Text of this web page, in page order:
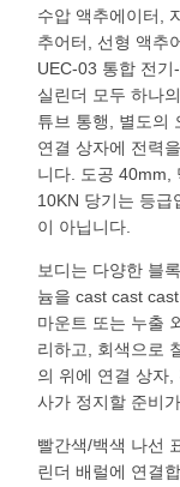
수압 액추에이터,
추어터, 선형 액추
UEC-03 통합 전
실린더 모두 하나
튜브 통행, 별도의
연결 상자에 전력
니다. 도공 40mm,
10KN 당기는 등급
이 아닙니다.
보디는 다양한 블
늄을 cast cast
마운트 또는 누출
리하고, 회색으로
의 위에 연결 상자,
사가 정지할 준비가
빨간색/백색 나선
린더 배럴에 연결